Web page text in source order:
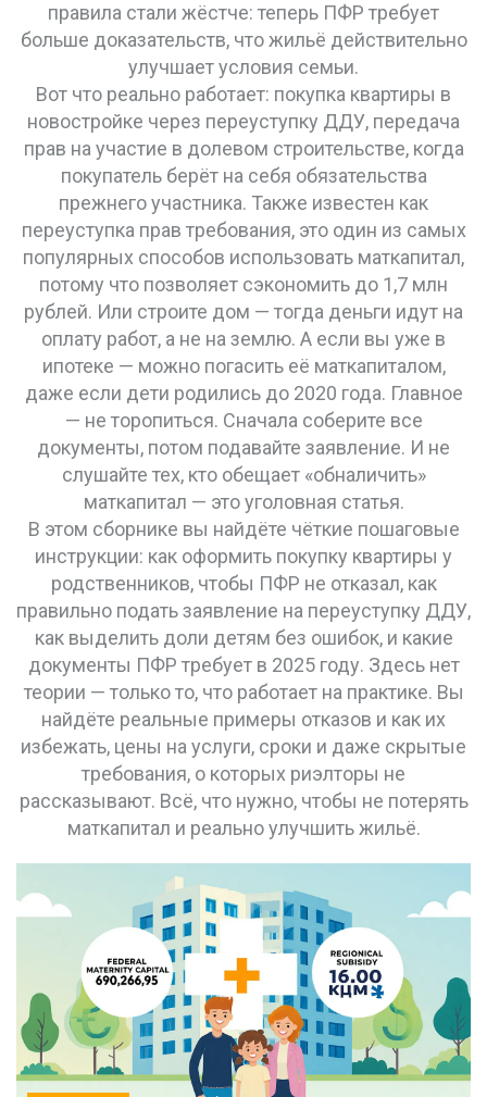
правила стали жёстче: теперь ПФР требует
больше доказательств, что жильё действительно
улучшает условия семьи.
Вот что реально работает: покупка квартиры в
новостройке через переуступку ДДУ, передача
прав на участие в долевом строительстве, когда
покупатель берёт на себя обязательства
прежнего участника. Также известен как
переуступка прав требования, это один из самых
популярных способов использовать маткапитал,
потому что позволяет сэкономить до 1,7 млн
рублей. Или строите дом — тогда деньги идут на
оплату работ, а не на землю. А если вы уже в
ипотеке — можно погасить её маткапиталом,
даже если дети родились до 2020 года. Главное
— не торопиться. Сначала соберите все
документы, потом подавайте заявление. И не
слушайте тех, кто обещает «обналичить»
маткапитал — это уголовная статья.
В этом сборнике вы найдёте чёткие пошаговые
инструкции: как оформить покупку квартиры у
родственников, чтобы ПФР не отказал, как
правильно подать заявление на переуступку ДДУ,
как выделить доли детям без ошибок, и какие
документы ПФР требует в 2025 году. Здесь нет
теории — только то, что работает на практике. Вы
найдёте реальные примеры отказов и как их
избежать, цены на услуги, сроки и даже скрытые
требования, о которых риэлторы не
рассказывают. Всё, что нужно, чтобы не потерять
маткапитал и реально улучшить жильё.